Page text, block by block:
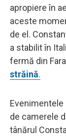
apropiere în
aceste
de el.
a stabilit în
fermă din
străină.
de camerele
tânărul